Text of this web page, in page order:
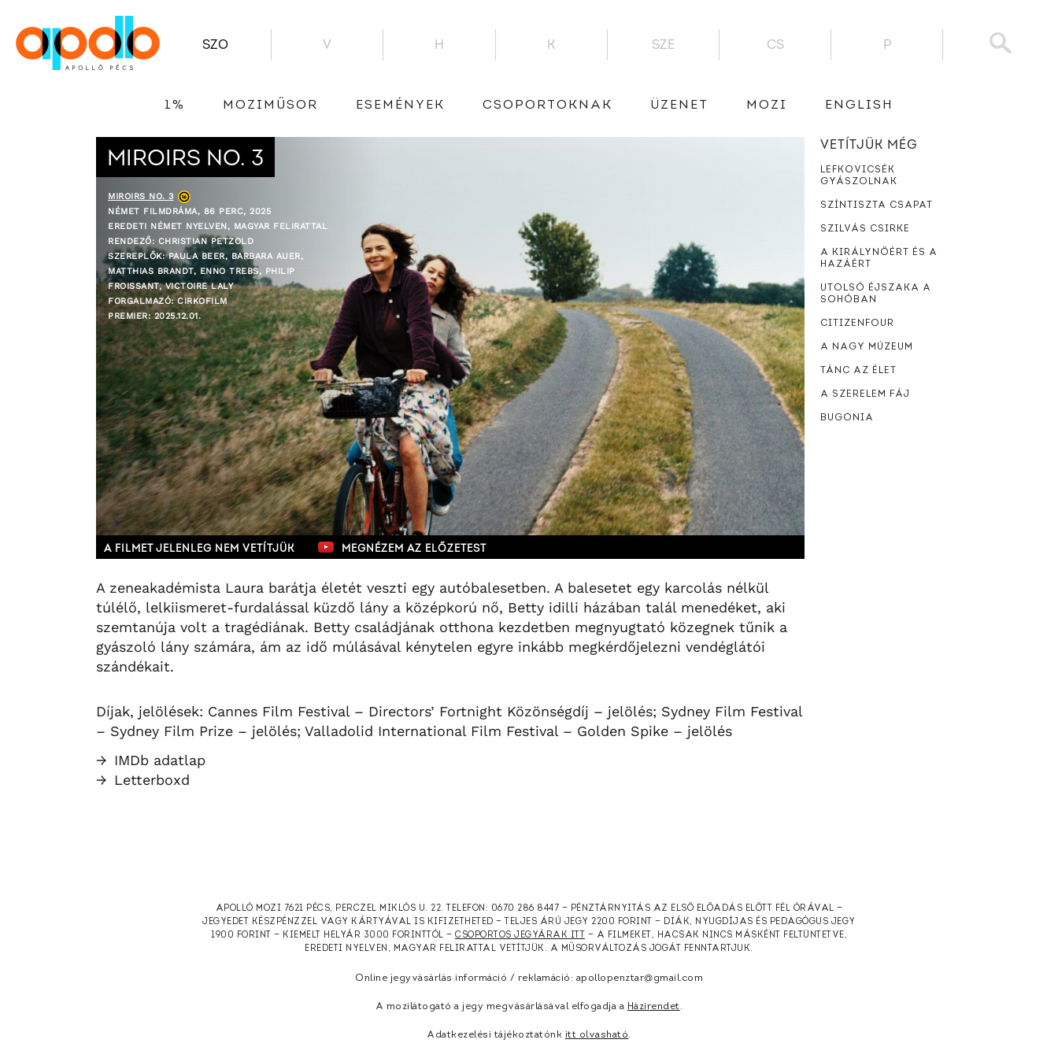
SZO V H K SZE CS P
1% MOZIMŰSOR ESEMÉNYEK CSOPORTOKNAK ÜZENET MOZI ENGLISH
MIROIRS NO. 3
MIROIRS NO. 3
NÉMET FILMDRÁMA, 86 PERC, 2025
EREDETI NÉMET NYELVEN, MAGYAR FELIRATTAL
RENDEZŐ: CHRISTIAN PETZOLD
SZEREPLŐK: PAULA BEER, BARBARA AUER,
MATTHIAS BRANDT, ENNO TREBS, PHILIP
FROISSANT, VICTOIRE LALY
FORGALMAZÓ: CIRKOFILM
PREMIER: 2025.12.01.
A FILMET JELENLEG NEM VETÍTJÜK MEGNÉZEM AZ ELŐZETEST
A zeneakadémista Laura barátja életét veszti egy autóbalesetben. A balesetet egy karcolás nélkül
túlélő, lelkiismeret-furdalással küzdő lány a középkorú nő, Betty idilli házában talál menedéket, aki
szemtanúja volt a tragédiának. Betty családjának otthona kezdetben megnyugtató közegnek tűnik a
gyászoló lány számára, ám az idő múlásával kénytelen egyre inkább megkérdőjelezni vendéglátói
szándékait.
Díjak, jelölések: Cannes Film Festival – Directors’ Fortnight Közönségdíj – jelölés; Sydney Film Festival
– Sydney Film Prize – jelölés; Valladolid International Film Festival – Golden Spike – jelölés
→ IMDb adatlap
→ Letterboxd
VETÍTJÜK MÉG
LEFKOVICSÉK
GYÁSZOLNAK
SZÍNTISZTA CSAPAT
SZILVÁS CSIRKE
A KIRÁLYNŐÉRT ÉS A
HAZÁÉRT
UTOLSÓ ÉJSZAKA A
SOHÓBAN
CITIZENFOUR
A NAGY MÚZEUM
TÁNC AZ ÉLET
A SZERELEM FÁJ
BUGONIA
APOLLÓ MOZI 7621 PÉCS, PERCZEL MIKLÓS U. 22. TELEFON: 0670 286 8447 — PÉNZTÁRNYITÁS AZ ELSŐ ELŐADÁS ELŐTT FÉL ÓRÁVAL —
JEGYEDET KÉSZPÉNZZEL VAGY KÁRTYÁVAL IS KIFIZETHETED — TELJES ÁRÚ JEGY 2200 FORINT — DIÁK, NYUGDÍJAS ÉS PEDAGÓGUS JEGY
1900 FORINT — KIEMELT HELYÁR 3000 FORINTTÓL — CSOPORTOS JEGYÁRAK ITT
— A FILMEKET, HACSAK NINCS MÁSKÉNT FELTÜNTETVE,
EREDETI NYELVEN, MAGYAR FELIRATTAL VETÍTJÜK. A MŰSORVÁLTOZÁS JOGÁT FENNTARTJUK.
Online jegyvásárlás információ / reklamáció: apollopenztar@gmail.com
A mozilátogató a jegy megvásárlásával elfogadja a Házirendet.
Adatkezelési tájékoztatónk itt olvasható.